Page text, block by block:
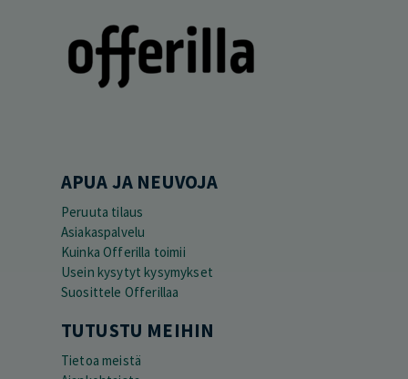
APUA JA NEUVOJA
Peruuta tilaus
Asiakaspalvelu
Kuinka Offerilla toimii
Usein kysytyt kysymykset
Suosittele Offerillaa
TUTUSTU MEIHIN
Tietoa meistä